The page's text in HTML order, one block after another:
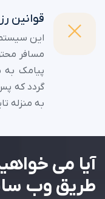
قوانین
این سیستم
مسافر
پیامک به
گردد که
به منزله
آیا می
طریق وب